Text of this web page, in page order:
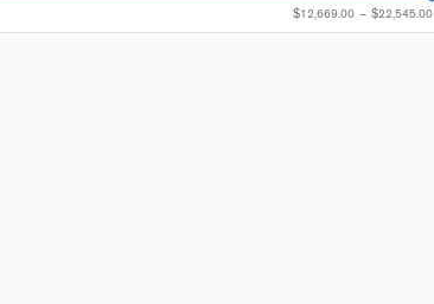
$12,669.00 – $22,545.00